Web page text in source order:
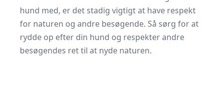
hund med, er det stadig vigtigt at have respekt
for naturen og andre besøgende. Så sørg for at
rydde op efter din hund og respekter andre
besøgendes ret til at nyde naturen.